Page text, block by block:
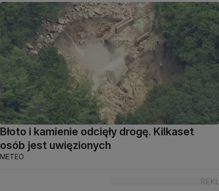
Błoto i kamienie odcięły drogę. Kilkaset
osób jest uwięzionych
METEO